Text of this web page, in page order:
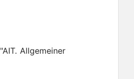
"AIT. Allgemeiner